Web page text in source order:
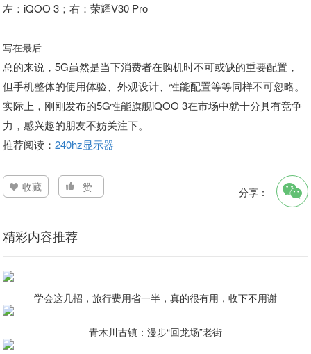
左：iQOO 3；右：荣耀V30 Pro
写在最后
总的来说，5G虽然是当下消费者在购机时不可或缺的重要配置，
但手机整体的使用体验、外观设计、性能配置等等同样不可忽略。
实际上，刚刚发布的5G性能旗舰iQOO 3在市场中就十分具有竞争
力，感兴趣的朋友不妨关注下。
推荐阅读：240hz显示器
收藏 赞 分享：
精彩内容推荐
学会这几招，旅行费用省一半，真的很有用，收下不用谢
青木川古镇：漫步“回龙场”老街